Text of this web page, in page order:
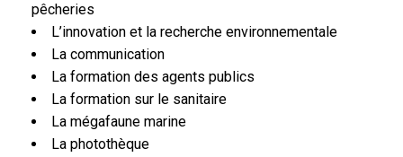
pêcheries
L’innovation et la recherche environnementale
La communication
La formation des agents publics
La formation sur le sanitaire
La mégafaune marine
La photothèque